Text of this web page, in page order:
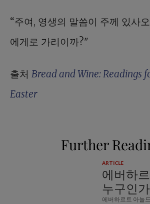
“주여, 영생의 말씀이 주께 있사
에게로 가리이까?"
출처 Bread and Wine: Readings
Easter
Further
ARTICLE
에버하
누구인가
에버하르트 아놀